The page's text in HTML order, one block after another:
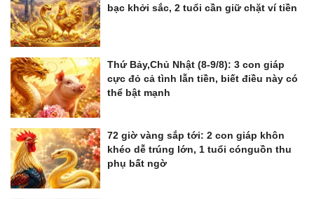
bạc khởi sắc, 2 tuổi cần giữ chặt ví tiền
Thứ Bảy,Chủ Nhật (8-9/8): 3 con giáp
cực đỏ cả tình lẫn tiền, biết điều này có
thể bật mạnh
72 giờ vàng sắp tới: 2 con giáp khôn
khéo dễ trúng lớn, 1 tuổi cónguồn thu
phụ bất ngờ